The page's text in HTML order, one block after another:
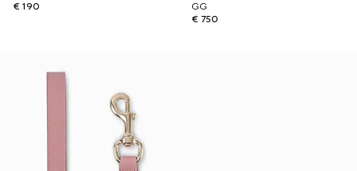
€ 190
GG
€ 750